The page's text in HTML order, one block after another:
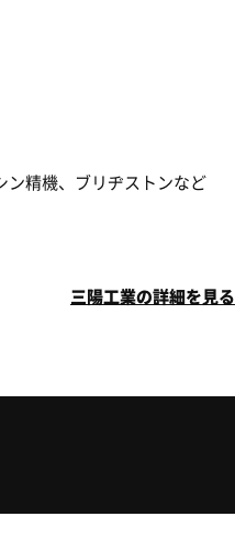
ン精機、ブリヂストンなど
三陽工業の詳細を見る